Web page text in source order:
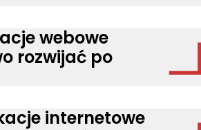
webowe
rozwijać po
internetowe